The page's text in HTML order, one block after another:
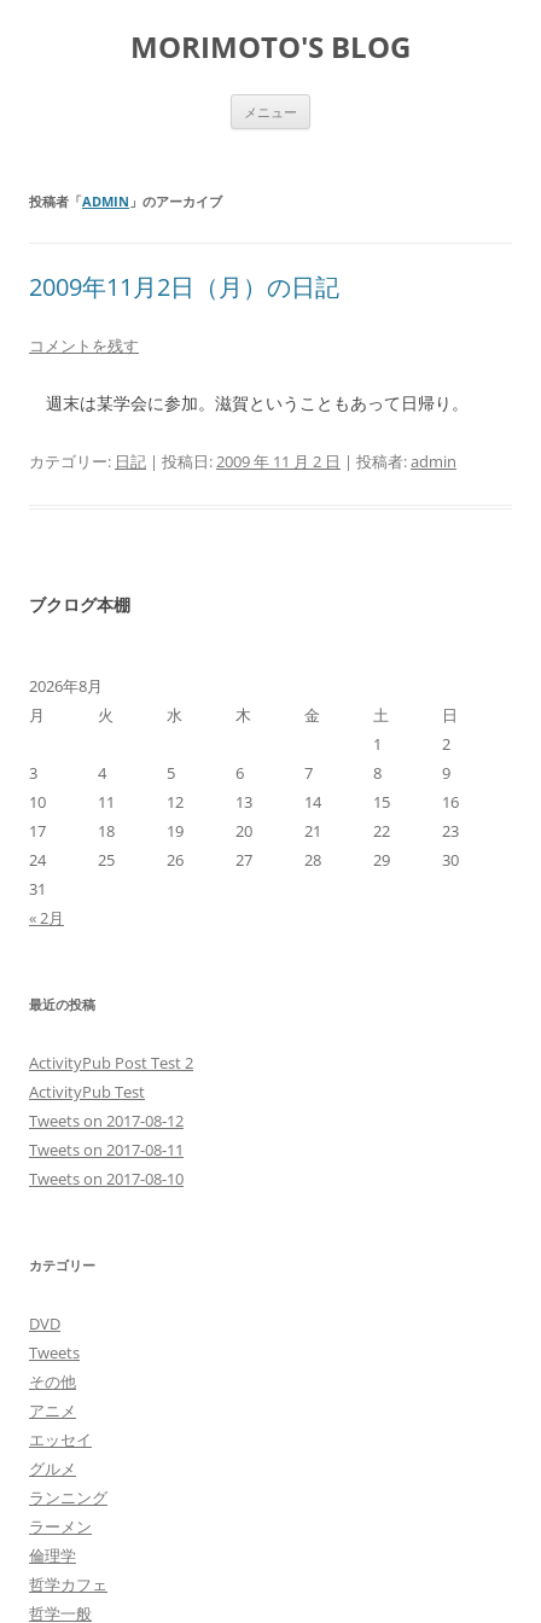
MORIMOTO'S BLOG
メニュー
投稿者「ADMIN 」のアーカイブ
2009年11月2日（月）の日記
コメントを残す
週末は某学会に参加。滋賀ということもあって日帰り。
カテゴリー: 日記 | 投稿日:2009 年 11 月 2 日 | 投稿者:admin
ブクログ本棚
2026年8月
月
火 水 木 金 土
日
1
2
3
4 5 6 7 8
9
10
11 12 13 14 15
16
17
18 19 20 21 22
23
24
25 26 27 28 29
30
31
« 2月
最近の投稿
ActivityPub Post Test 2
ActivityPub Test
Tweets on 2017-08-12
Tweets on 2017-08-11
Tweets on 2017-08-10
カテゴリー
DVD
Tweets
その他
アニメ
エッセイ
グルメ
ランニング
ラーメン
倫理学
哲学カフェ
哲学一般